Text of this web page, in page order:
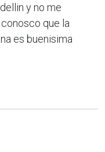
y no me
que la
es buenisima